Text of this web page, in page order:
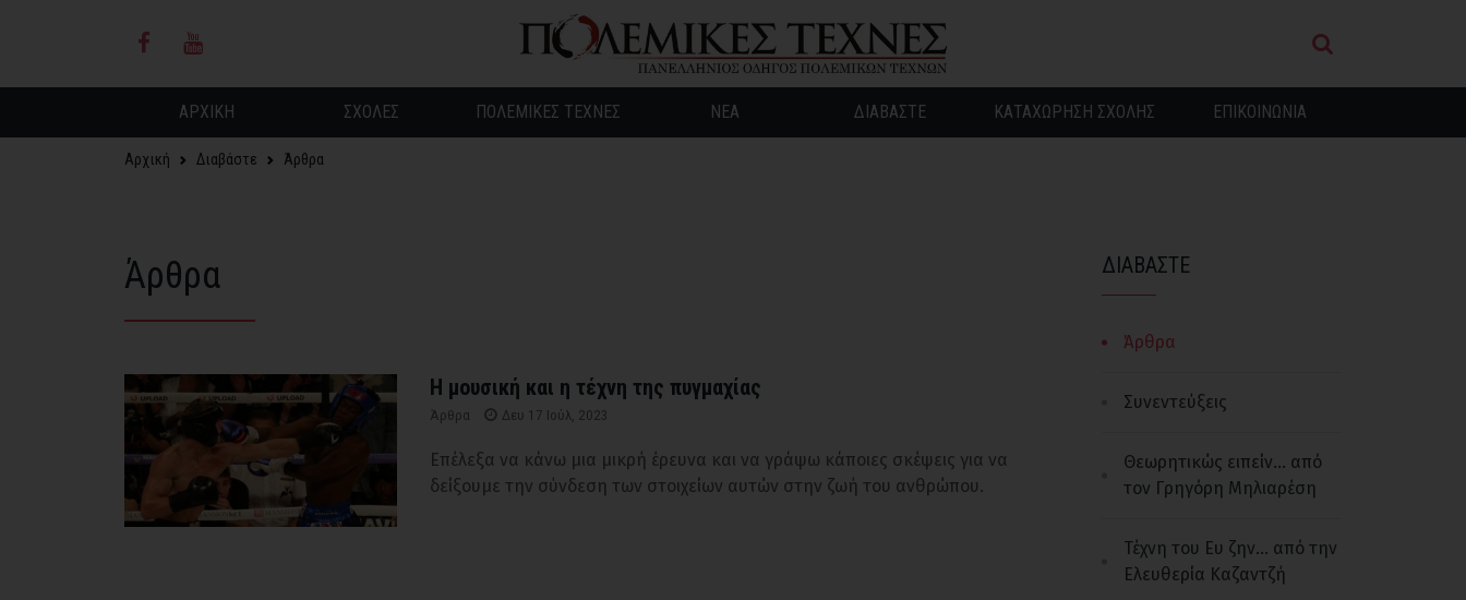
ΑΡΧΙΚΗ ΣΧΟΛΕΣ ΠΟΛΕΜΙΚΕΣ ΤΕΧΝΕΣ ΝΕΑ ΔΙΑΒΑΣΤΕ ΚΑΤΑΧΩΡΗΣΗ ΣΧΟΛΗΣ ΕΠΙΚΟΙΝΩΝΙΑ
Αρχική Διαβάστε Άρθρα
Άρθρα
Η μουσική και η τέχνη της πυγμαχίας
Άρθρα Δευ 17 Ιούλ, 2023
Επέλεξα να κάνω μια μικρή έρευνα και να γράψω κάποιες σκέψεις για να
δείξουμε την σύνδεση των στοιχείων αυτών στην ζωή του ανθρώπου.
ΔΙΑΒΑΣΤΕ
Άρθρα
Συνεντεύξεις
Θεωρητικώς ειπείν... από
τον Γρηγόρη Μηλιαρέση
Τέχνη του Ευ ζην... από την
Ελευθερία Καζαντζή